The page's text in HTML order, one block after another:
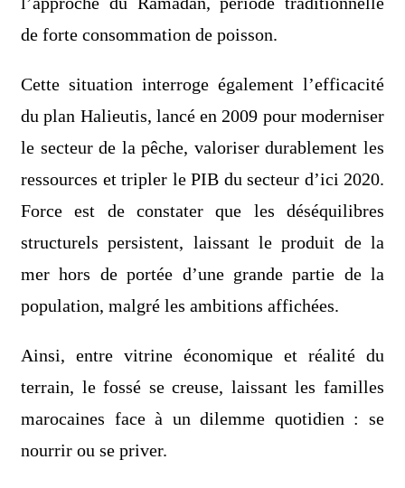
de forte consommation de poisson.
Cette situation interroge également l’efficacité
du plan Halieutis, lancé en 2009 pour moderniser
le secteur de la pêche, valoriser durablement les
ressources et tripler le PIB du secteur d’ici 2020.
Force est de constater que les déséquilibres
structurels persistent, laissant le produit de la
mer hors de portée d’une grande partie de la
population, malgré les ambitions affichées.
Ainsi, entre vitrine économique et réalité du
terrain, le fossé se creuse, laissant les familles
marocaines face à un dilemme quotidien : se
nourrir ou se priver.